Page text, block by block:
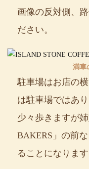
画像の反対側、
ださい。
満車
駐車場はお店の
は駐車場ではあ
少々歩きますが
BAKERS」の前
ることになります